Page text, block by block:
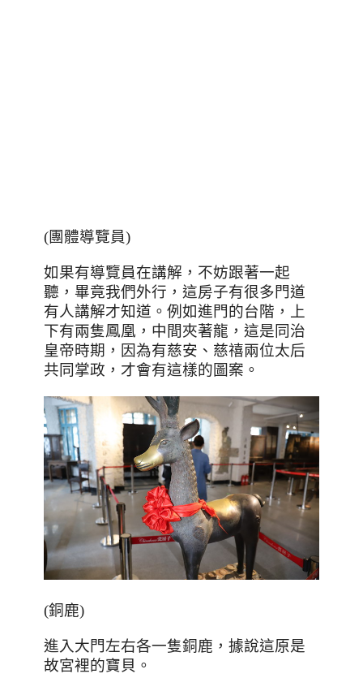
(團體導覽員)
如果有導覽員在講解，不妨跟著一起
聽，畢竟我們外行，這房子有很多門道
有人講解才知道。例如進門的台階，上
下有兩隻鳳凰，中間夾著龍，這是同治
皇帝時期，因為有慈安、慈禧兩位太后
共同掌政，才會有這樣的圖案。
(銅鹿)
進入大門左右各一隻銅鹿，據說這原是
故宮裡的寶貝。